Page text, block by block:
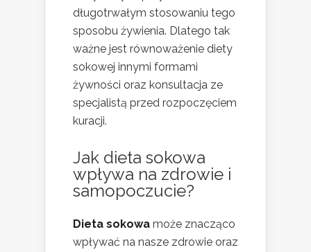
długotrwałym stosowaniu tego
sposobu żywienia. Dlatego tak
ważne jest równoważenie diety
sokowej innymi formami
żywności oraz konsultacja ze
specjalistą przed rozpoczęciem
kuracji.
Jak dieta sokowa
wpływa na zdrowie i
samopoczucie?
Dieta sokowa może znacząco
wpływać na nasze zdrowie oraz